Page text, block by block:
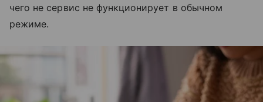
чего не сервис не функционирует в обычном
режиме.